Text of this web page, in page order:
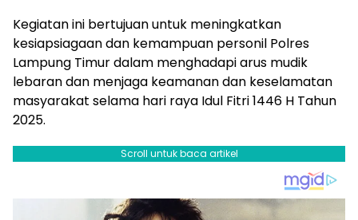
Kegiatan ini bertujuan untuk meningkatkan
kesiapsiagaan dan kemampuan personil Polres
Lampung Timur dalam menghadapi arus mudik
lebaran dan menjaga keamanan dan keselamatan
masyarakat selama hari raya Idul Fitri 1446 H Tahun
2025.
Scroll untuk baca artikel